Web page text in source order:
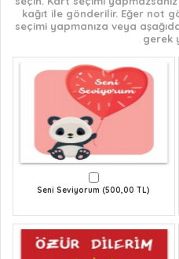
kağıt ile gönderilir. Eğer not
seçimi yapmanıza veya
gerek
Seni Seviyorum (500,00 TL)